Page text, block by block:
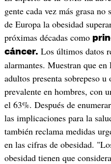
gente cada vez más grasa
de Europa la obesidad
próximas décadas como
cáncer. Los últimos datos
alarmantes. Muestran que
adultos presenta sobrepeso
prevalente en hombres, con
el 63%. Después de
las implicaciones para la
también reclama medidas
en las cifras de obesidad.
obesidad tienen que